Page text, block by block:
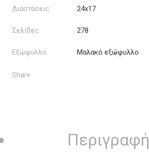
Διαστάσεις: 24x17
Σελίδες: 278
Εξώφυλλο: Μαλακό εξώφυλλο
Share
Περιγραφή